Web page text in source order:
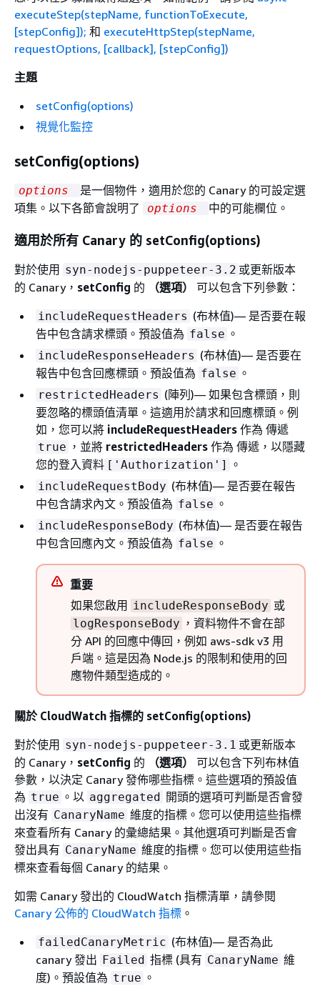
executeStep(stepName, functionToExecute,
[stepConfig]); 和 executeHttpStep(stepName,
requestOptions, [callback], [stepConfig])
主題
setConfig(options)
視覺化監控
setConfig(options)
options
是一個物件，適用於您的 Canary 的可設定選
項集。以下各節會說明了
options 中的可能欄位。
適用於所有 Canary 的 setConfig(options)
對於使用 syn-nodejs-puppeteer-3.2 或更新版本
的 Canary， setConfig 的 （選項） 可以包含下列參數：
includeRequestHeaders (布林值)— 是否要在報
告中包含請求標頭。預設值為 false 。
includeResponseHeaders (布林值)— 是否要在
報告中包含回應標頭。預設值為 false 。
restrictedHeaders (陣列)— 如果包含標頭，則
要忽略的標頭值清單。這適用於請求和回應標頭。例
如，您可以將 includeRequestHeaders 作為 傳遞
true ，並將 restrictedHeaders 作為 傳遞，以隱藏
您的登入資料 ['Authorization'] 。
includeRequestBody (布林值)— 是否要在報告
中包含請求內文。預設值為 false 。
includeResponseBody (布林值)— 是否要在報告
中包含回應內文。預設值為 false 。
重要
如果您啟用 includeResponseBody 或
logResponseBody ，資料物件不會在部
分 API 的回應中傳回，例如 aws-sdk v3 用
戶端。這是因為 Node.js 的限制和使用的回
應物件類型造成的。
關於 CloudWatch 指標的 setConfig(options)
對於使用 syn-nodejs-puppeteer-3.1 或更新版本
的 Canary， setConfig 的 （選項）
可以包含下列布林值
參數，以決定 Canary 發佈哪些指標。這些選項的預設值
為 true 。以 aggregated 開頭的選項可判斷是否會發
出沒有 CanaryName 維度的指標。您可以使用這些指標
來查看所有 Canary 的彙總結果。其他選項可判斷是否會
發出具有 CanaryName 維度的指標。您可以使用這些指
標來查看每個 Canary 的結果。
如需 Canary 發出的 CloudWatch 指標清單，請參閱
Canary 公佈的 CloudWatch 指標 。
failedCanaryMetric (布林值)— 是否為此
canary 發出 Failed 指標 (具有 CanaryName 維
度)。預設值為 true 。